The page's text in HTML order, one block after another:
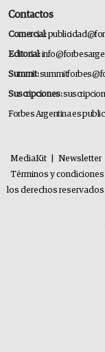
Contactos
Comercial:
Editorial:
Summit:
Suscripciones:
Forbes Argentina es
MediaKit Newsletter
Términos y condiciones
los derechos reservados.